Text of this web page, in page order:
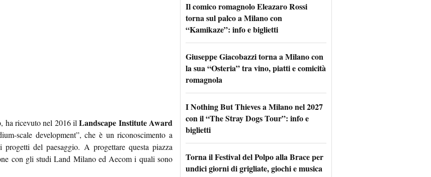
ha ricevuto nel 2016 ilLandscape Institute Award
scale development”, che è un riconoscimento a
del paesaggio. A progettare questa piazza
con gli studi Land Milano ed Aecom i quali sono
Il comico romagnolo Eleazaro Rossi
torna sul palco a Milano con
“Kamikaze”: info e biglietti
Giuseppe Giacobazzi torna a Milano con
la sua “Osteria” tra vino, piatti e comicità
romagnola
I Nothing But Thieves a Milano nel 2027
con il “The Stray Dogs Tour”: info e
biglietti
Torna il Festival del Polpo alla Brace per
undici giorni di grigliate, giochi e musica